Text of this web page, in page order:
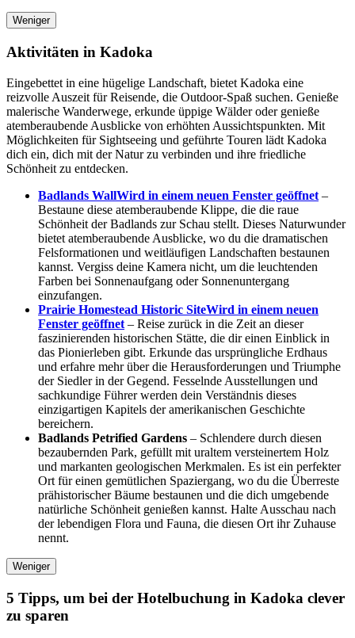
Weniger
Aktivitäten in Kadoka
Eingebettet in eine hügelige Landschaft, bietet Kadoka eine
reizvolle Auszeit für Reisende, die Outdoor-Spaß suchen. Genieße
malerische Wanderwege, erkunde üppige Wälder oder genieße
atemberaubende Ausblicke von erhöhten Aussichtspunkten. Mit
Möglichkeiten für Sightseeing und geführte Touren lädt Kadoka
dich ein, dich mit der Natur zu verbinden und ihre friedliche
Schönheit zu entdecken.
Badlands WallWird in einem neuen Fenster geöffnet –
Bestaune diese atemberaubende Klippe, die die raue
Schönheit der Badlands zur Schau stellt. Dieses Naturwunder
bietet atemberaubende Ausblicke, wo du die dramatischen
Felsformationen und weitläufigen Landschaften bestaunen
kannst. Vergiss deine Kamera nicht, um die leuchtenden
Farben bei Sonnenaufgang oder Sonnenuntergang
einzufangen.
Prairie Homestead Historic SiteWird in einem neuen
Fenster geöffnet – Reise zurück in die Zeit an dieser
faszinierenden historischen Stätte, die dir einen Einblick in
das Pionierleben gibt. Erkunde das ursprüngliche Erdhaus
und erfahre mehr über die Herausforderungen und Triumphe
der Siedler in der Gegend. Fesselnde Ausstellungen und
sachkundige Führer werden dein Verständnis dieses
einzigartigen Kapitels der amerikanischen Geschichte
bereichern.
Badlands Petrified Gardens – Schlendere durch diesen
bezaubernden Park, gefüllt mit uraltem versteinertem Holz
und markanten geologischen Merkmalen. Es ist ein perfekter
Ort für einen gemütlichen Spaziergang, wo du die Überreste
prähistorischer Bäume bestaunen und die dich umgebende
natürliche Schönheit genießen kannst. Halte Ausschau nach
der lebendigen Flora und Fauna, die diesen Ort ihr Zuhause
nennt.
Weniger
5 Tipps, um bei der Hotelbuchung in Kadoka clever
zu sparen